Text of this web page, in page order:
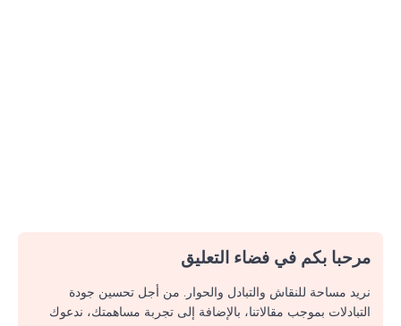
مرحبا بكم في فضاء التعليق
نريد مساحة للنقاش والتبادل والحوار. من أجل تحسين جودة
التبادلات بموجب مقالاتنا، بالإضافة إلى تجربة مساهمتك، ندعوك